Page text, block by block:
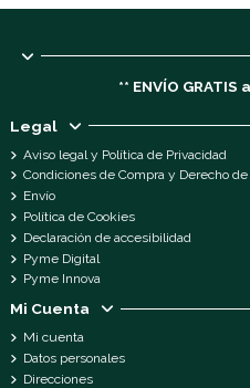
** ENVÍO
Legal
Aviso legal y Política de Privacidad
Condiciones de Compra y Derecho
Envío
Política de Cookies
Declaración de accesibilidad
Pyme Digital
Pyme Innova
Mi Cuenta
Mi cuenta
Datos personales
Direcciones